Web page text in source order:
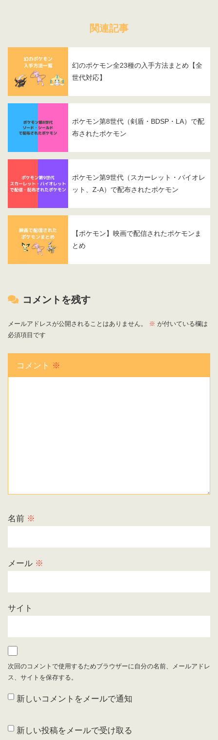
関連記事
幻のポケモン全23種の入手方法まとめ【全
世代対応】
ポケモン第8世代（剣盾・BDSP・LA）で配
布されたポケモン
ポケモン第9世代（スカーレット・バイオレ
ット、Z-A）で配布されたポケモン
【ポケモン】映画で配信されたポケモンま
とめ
コメントを残す
メールアドレスが公開されることはありません。 ※ が付いている欄は
必須項目です
コメント ※
名前 ※
メール ※
サイト
次回のコメントで使用するためブラウザーに自分の名前、メールアドレ
ス、サイトを保存する。
新しいコメントをメールで通知
新しい投稿をメールで受け取る